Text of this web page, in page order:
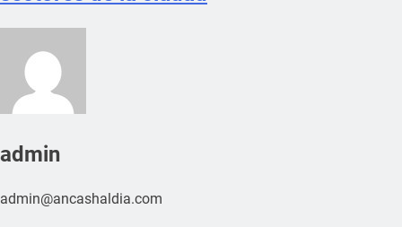
admin
admin@ancashaldia.com